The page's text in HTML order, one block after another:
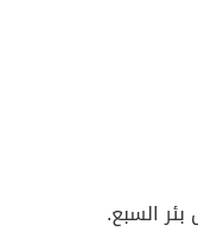
السبع.